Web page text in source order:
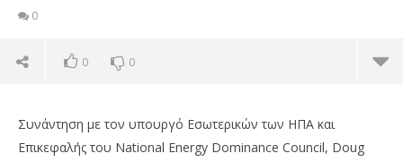
0
0 0
Συνάντηση με τον υπουργό Εσωτερικών των ΗΠΑ και
Επικεφαλής του National Energy Dominance Council, Doug